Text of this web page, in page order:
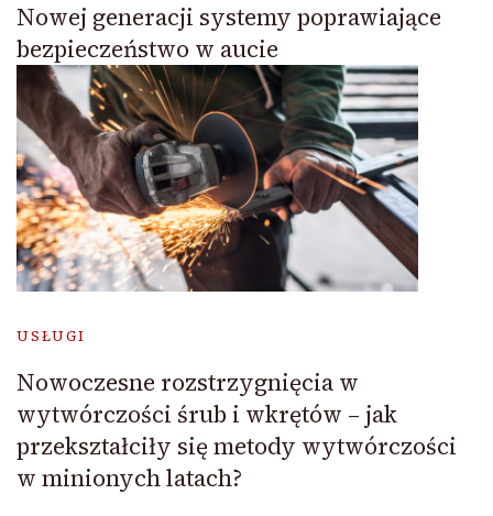
Nowej generacji systemy poprawiające
bezpieczeństwo w aucie
USŁUGI
Nowoczesne rozstrzygnięcia w
wytwórczości śrub i wkrętów – jak
przekształciły się metody wytwórczości
w minionych latach?